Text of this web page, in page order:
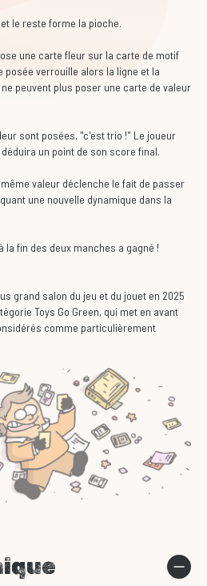
le reste forme la pioche.
une carte fleur sur la carte de motif
posée verrouille alors la ligne et la
peuvent plus poser une carte de valeur
sont posées, "c'est trio !" Le joueur
un point de son score final.
valeur déclenche le fait de passer
une nouvelle dynamique dans la
la fin des deux manches a gagné !
grand salon du jeu et du jouet en 2025
Toys Go Green, qui met en avant
comme particulièrement